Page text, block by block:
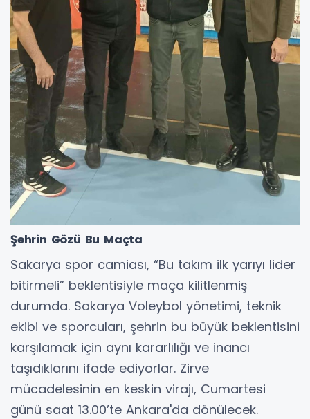
Şehrin Gözü Bu Maçta
Sakarya spor camiası, “Bu takım ilk yarıyı lider
bitirmeli” beklentisiyle maça kilitlenmiş
durumda. Sakarya Voleybol yönetimi, teknik
ekibi ve sporcuları, şehrin bu büyük beklentisini
karşılamak için aynı kararlılığı ve inancı
taşıdıklarını ifade ediyorlar. Zirve
mücadelesinin en keskin virajı, Cumartesi
günü saat 13.00’te Ankara'da dönülecek.